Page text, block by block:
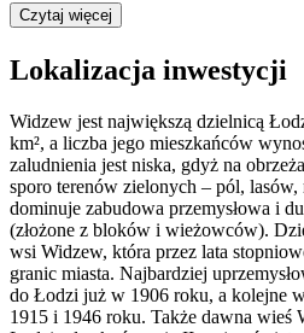
Czytaj więcej
Lokalizacja inwestycji
Widzew jest największą dzielnicą
km², a liczba jego mieszkańców
zaludnienia jest niska, gdyż na
sporo terenów zielonych – pól,
dominuje zabudowa przemysłowa i
(złożone z bloków i wieżowców).
wsi Widzew, która przez lata
granic miasta. Najbardziej
do Łodzi już w 1906 roku, a kolejne
1915 i 1946 roku. Także dawna wieś